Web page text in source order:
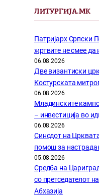
ЛИТУРГИЈА.МК
Патријарх Српски
жртвите не смее да
06.08.2026
Две византиски
Костурската
06.08.2026
Младинските
– инвестиција во
06.08.2026
Синодот на
помош за
05.08.2026
Средба на
со претседателот
Абхазија